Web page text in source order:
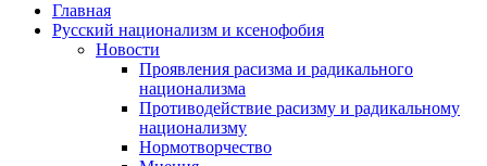
Главная
Русский национализм и ксенофобия
Новости
Проявления расизма и радикального
национализма
Противодействие расизму и радикальному
национализму
Нормотворчество